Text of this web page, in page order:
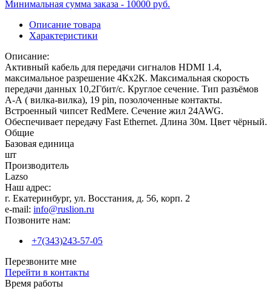
Минимальная сумма заказа - 10000 руб.
Описание товара
Характеристики
Описание:
Активный кабель для передачи сигналов HDMI 1.4,
максимальное разрешение 4Кх2К. Максимальная скорость
передачи данных 10,2Гбит/с. Круглое сечение. Тип разъёмов
А-А ( вилка-вилка), 19 pin, позолоченные контакты.
Встроенный чипсет RedMere. Сечение жил 24AWG.
Обеспечивает передачу Fast Ethernet. Длина 30м. Цвет чёрный.
Общие
Базовая единица
шт
Производитель
Lazso
Наш адрес:
г. Екатеринбург, ул. Восстания, д. 56, корп. 2
e-mail: info@ruslion.ru
Позвоните нам:
+7(343)243-57-05
Перезвоните мне
Перейти в контакты
Время работы